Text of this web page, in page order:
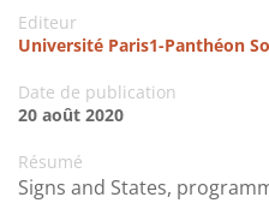
Editeur
Université Paris1-Panthéon
Date de publication
20 août 2020
Résumé
Signs and States,